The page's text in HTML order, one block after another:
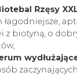
Rzęsy
łagodniejsze,
z biotyną, o